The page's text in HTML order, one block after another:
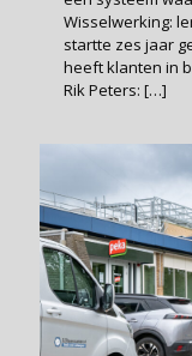
Wisselwerking:
startte zes jaar
heeft klanten in
Rik Peters: […]